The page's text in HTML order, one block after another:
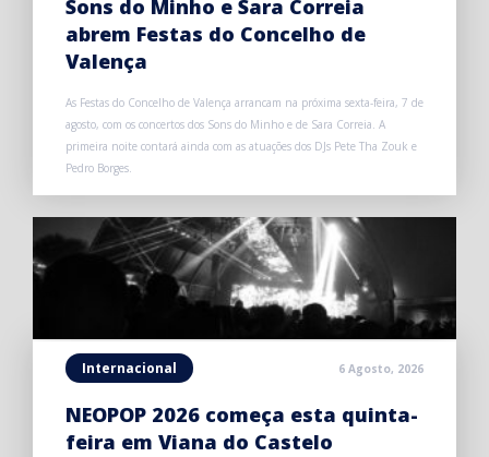
Sons do Minho e Sara Correia
abrem Festas do Concelho de
Valença
As Festas do Concelho de Valença arrancam na próxima sexta-feira, 7 de
agosto, com os concertos dos Sons do Minho e de Sara Correia. A
primeira noite contará ainda com as atuações dos DJs Pete Tha Zouk e
Pedro Borges.
Internacional 6 Agosto, 2026
NEOPOP 2026 começa esta quinta-
feira em Viana do Castelo